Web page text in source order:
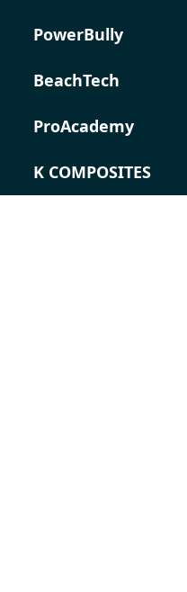
PowerBully
BeachTech
ProAcademy
K COMPOSITES